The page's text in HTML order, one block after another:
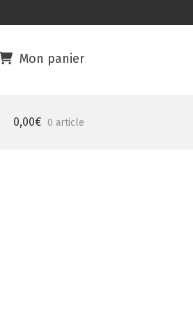
Mon panier
0,00€ 0 article